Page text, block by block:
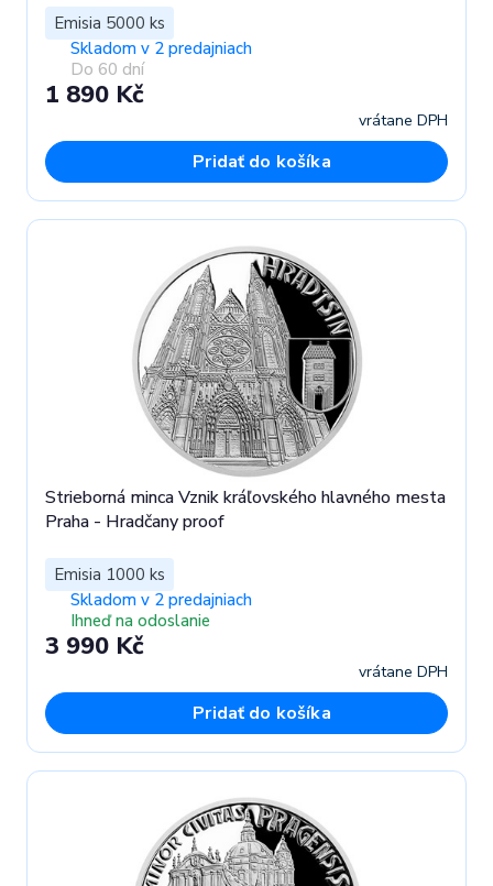
Emisia 5000 ks
Skladom v 2 predajniach
Do 60 dní
1 890 Kč
vrátane DPH
Pridať do košíka
Strieborná minca Vznik kráľovského hlavného mesta
Praha - Hradčany proof
Emisia 1000 ks
Skladom v 2 predajniach
Ihneď na odoslanie
3 990 Kč
vrátane DPH
Pridať do košíka